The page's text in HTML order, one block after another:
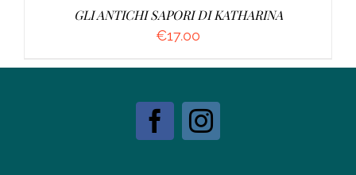
GLI ANTICHI SAPORI DI KATHARINA
€17.00